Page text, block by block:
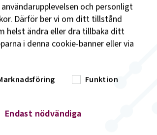
EU-domar och Europadomar.
och personligt
Därför ber vi om ditt tillstånd
helst ändra eller dra tillbaka ditt
i denna cookie-banner eller via
Funktion
Endast nödvändiga